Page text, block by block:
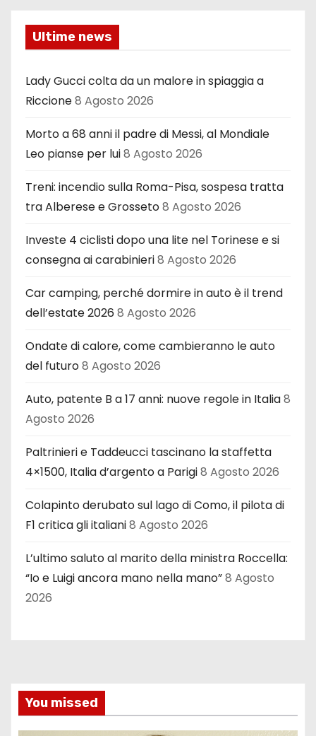
Ultime news
Lady Gucci colta da un malore in spiaggia a
Riccione8 Agosto 2026
Morto a 68 anni il padre di Messi, al Mondiale
Leo pianse per lui8 Agosto 2026
Treni: incendio sulla Roma-Pisa, sospesa tratta
tra Alberese e Grosseto8 Agosto 2026
Investe 4 ciclisti dopo una lite nel Torinese e si
consegna ai carabinieri8 Agosto 2026
Car camping, perché dormire in auto è il trend
dell’estate 2026 8 Agosto 2026
Ondate di calore, come cambieranno le auto
del futuro8 Agosto 2026
Auto, patente B a 17 anni: nuove regole in Italia8
Agosto 2026
Paltrinieri e Taddeucci tascinano la staffetta
4×1500, Italia d’argento a Parigi8 Agosto 2026
Colapinto derubato sul lago di Como, il pilota di
F1 critica gli italiani8 Agosto 2026
L’ultimo saluto al marito della ministra Roccella:
“Io e Luigi ancora mano nella mano”8 Agosto
2026
You missed